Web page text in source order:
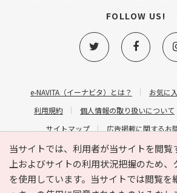
当サイトでは、利用者が当サイトを閲
上およびサイトの利用状況把握のため、
を使用しています。当サイトでは閲覧を
e-NAVITA（イーナビタ）とは？ お気に
利用規約
個人情報の取り扱いについて
サイトマップ
広告掲載に関するお
サイトの内容に関するお問い
FOLLOW US!